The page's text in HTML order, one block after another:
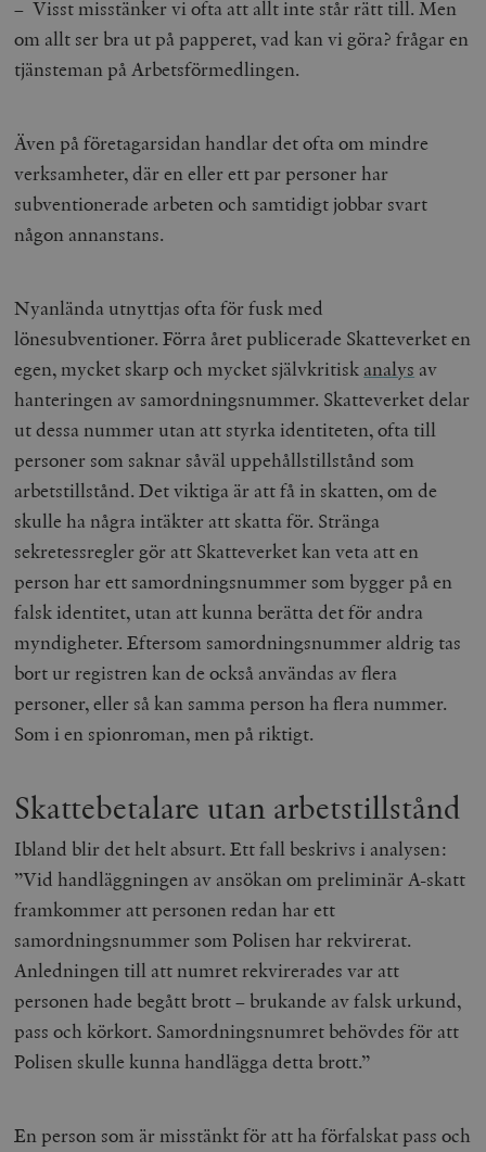
– Visst misstänker vi ofta att allt inte står rätt till. Men
om allt ser bra ut på papperet, vad kan vi göra? frågar en
tjänsteman på Arbetsförmedlingen.
Även på företagarsidan handlar det ofta om mindre
verksamheter, där en eller ett par personer har
subventionerade arbeten och samtidigt jobbar svart
någon annanstans.
Nyanlända utnyttjas ofta för fusk med
lönesubventioner. Förra året publicerade Skatteverket en
egen, mycket skarp och mycket självkritisk analys av
hanteringen av samordningsnummer. Skatteverket delar
ut dessa nummer utan att styrka identiteten, ofta till
personer som saknar såväl uppehållstillstånd som
arbetstillstånd. Det viktiga är att få in skatten, om de
skulle ha några intäkter att skatta för. Stränga
sekretessregler gör att Skatteverket kan veta att en
person har ett samordningsnummer som bygger på en
falsk identitet, utan att kunna berätta det för andra
myndigheter. Eftersom samordningsnummer aldrig tas
bort ur registren kan de också användas av flera
personer, eller så kan samma person ha flera nummer.
Som i en spionroman, men på riktigt.
Skattebetalare utan arbetstillstånd
Ibland blir det helt absurt. Ett fall beskrivs i analysen:
”Vid handläggningen av ansökan om preliminär A-skatt
framkommer att personen redan har ett
samordningsnummer som Polisen har rekvirerat.
Anledningen till att numret rekvirerades var att
personen hade begått brott – brukande av falsk urkund,
pass och körkort. Samordningsnumret behövdes för att
Polisen skulle kunna handlägga detta brott.”
En person som är misstänkt för att ha förfalskat pass och